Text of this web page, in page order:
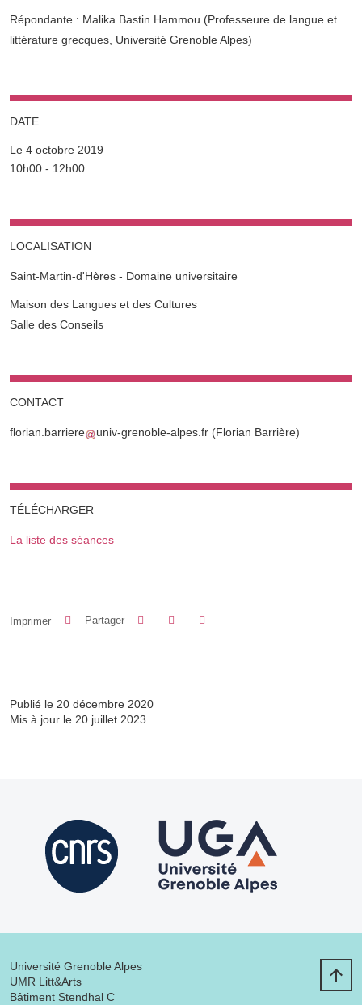
Répondante : Malika Bastin Hammou (Professeure de langue et
littérature grecques, Université Grenoble Alpes)
DATE
Le 4 octobre 2019
Complément date
10h00 - 12h00
LOCALISATION
Saint-Martin-d'Hères - Domaine universitaire
Complément lieu
Maison des Langues et des Cultures
Salle des Conseils
CONTACT
florian.barriere univ-grenoble-alpes.fr (Florian Barrière)
TÉLÉCHARGER
La liste des séances
Imprimer Partager Partager sur Facebook
Partager sur LinkedIn
Publié le 20 décembre 2020
Mis à jour le 20 juillet 2023
Université Grenoble Alpes
UMR Litt&Arts
Bâtiment Stendhal C